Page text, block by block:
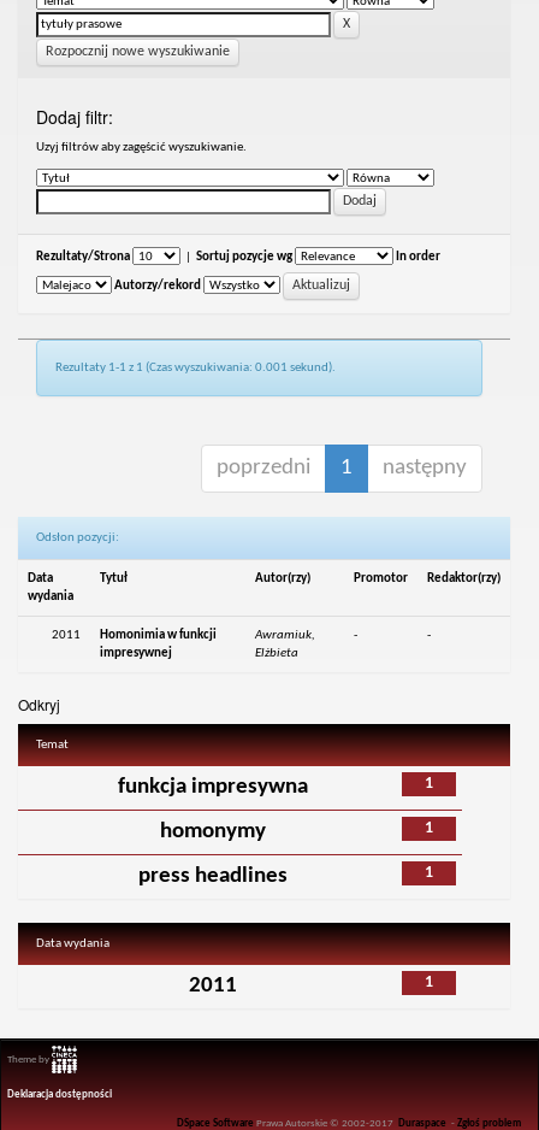
Rozpocznij nowe wyszukiwanie
Dodaj filtr:
Uzyj filtrów aby zagęścić wyszukiwanie.
Rezultaty/Strona Sortuj pozycje wg In order
Autorzy/rekord
Rezultaty 1-1 z 1 (Czas wyszukiwania: 0.001 sekund).
poprzedni 1 następny
Odsłon pozycji:
Data
wydania
Tytuł Autor(rzy) Promotor Redaktor(rzy)
2011
Homonimia w funkcji
impresywnej
Awramiuk,
Elżbieta
- -
Odkryj
Temat
1
funkcja impresywna
1
homonymy
1
press headlines
Data wydania
1
2011
Theme by
Deklaracja dostępności
DSpace Software Prawa Autorskie © 2002-2017 Duraspace -Zgłoś problem